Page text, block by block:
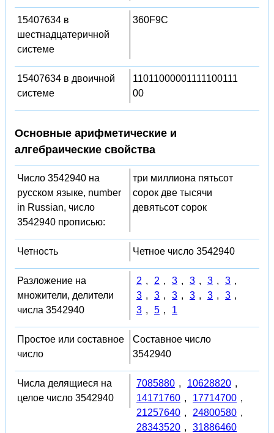
15407634 в
шестнадцатеричной
системе
360F9C
15407634 в двоичной
системе
11011000001111100111
00
Основные арифметические и
алгебраические свойства
Число 3542940 на
русском языке, number
in Russian, число
3542940 прописью:
три миллиона пятьсот
сорок две тысячи
девятьсот сорок
Четность Четное число 3542940
Разложение на
множители, делители
числа 3542940
2 , 2 , 3 , 3 , 3 , 3 ,
3 , 3 , 3 , 3 , 3 , 3 ,
3 , 5 , 1
Простое или составное
число
Составное число
3542940
Числа делящиеся на
целое число 3542940
7085880 , 10628820 ,
14171760 , 17714700 ,
21257640 , 24800580 ,
28343520 , 31886460